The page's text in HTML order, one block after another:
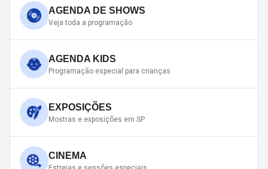
AGENDA DE SHOWS
Veja toda a programação
AGENDA KIDS
Programação especial para crianças
EXPOSIÇÕES
Mostras e exposições em SP
CINEMA